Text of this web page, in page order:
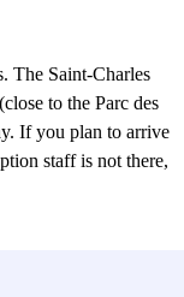
The Saint-Charles
to the Parc des
If you plan to arrive
staff is not there,